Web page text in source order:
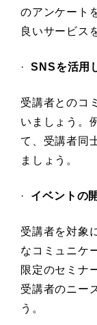
のアンケート
良いサービス
·SNSを活用
受講者とのコ
いましょう。
て、受講者同
ましょう。
· イベントの
受講者を対象
なコミュニケ
限定のセミナ
受講者のニー
う。